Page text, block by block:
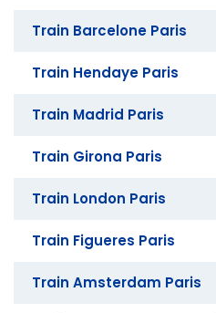
Train Barcelone Paris
Train Hendaye Paris
Train Madrid Paris
Train Girona Paris
Train London Paris
Train Figueres Paris
Train Amsterdam Paris